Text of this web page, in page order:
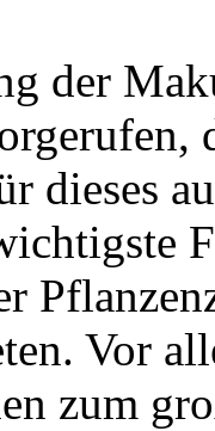
der
dieses
Vor
zum